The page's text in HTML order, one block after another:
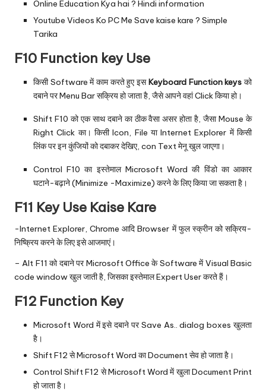
Online Education Kya hai ? Hindi information
Youtube Videos Ko PC Me Save kaise kare ? Simple
Tarika
F10 Function key Use
किसी Software में काम करते हुए इसKeyboard Function keys को
दबाने पर Menu Bar सक्रिय हो जाता है, जैसे आपने वहां Click किया हो।
Shift F10 को एक साथ दबाने का ठीक वैसा असर होता है, जैसा Mouse के
Right Click का। किसी Icon, File या Internet Explorer में किसी
लिंक पर इन कुंजियों को दबाकर देखिए, con Text मेनू खुल जाएगा।
Control F10 का इस्तेमाल Microsoft Word की विंडो का आकार
घटाने-बढ़ाने (Minimize -Maximize) करने के लिए किया जा सकता है।
F11 Key Use Kaise Kare
-Internet Explorer, Chrome आदि Browser में फुल स्क्रीन को सक्रिय-
निष्क्रिय करने के लिए इसे आजमाएं।
– Alt F11 को दबाने पर Microsoft Office के Software में Visual Basic
code window खुल जाती है, जिसका इस्तेमाल Expert User करते हैं।
F12 Function Key
Microsoft Word में इसे दबाने पर Save As.. dialog boxes खुलता
है।
Shift F12 से Microsoft Word का Document सेव हो जाता है।
Control Shift F12 से Microsoft Word में खुला Document Print
हो जाता है।